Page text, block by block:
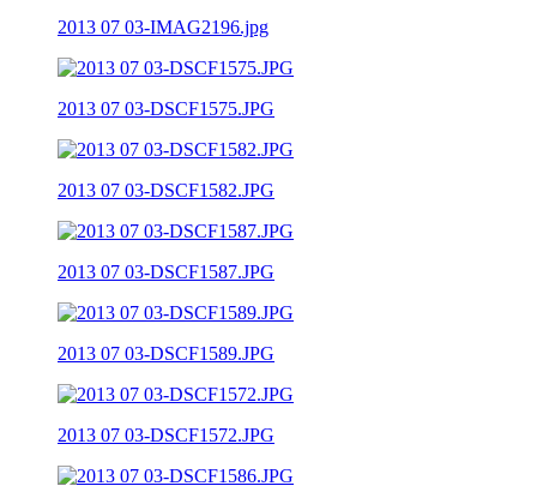
2013 07 03-IMAG2196.jpg
2013 07 03-DSCF1575.JPG
2013 07 03-DSCF1582.JPG
2013 07 03-DSCF1587.JPG
2013 07 03-DSCF1589.JPG
2013 07 03-DSCF1572.JPG